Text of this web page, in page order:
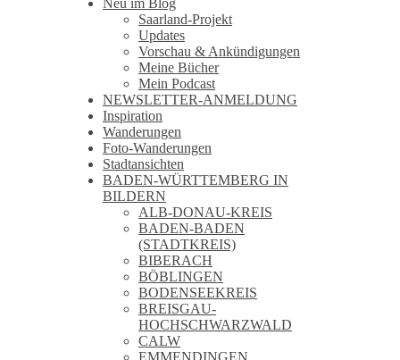
Saarland-Projekt
Updates
Vorschau & Ankündigungen
Meine Bücher
Mein Podcast
NEWSLETTER-ANMELDUNG
Inspiration
Wanderungen
Foto-Wanderungen
Stadtansichten
BADEN-WÜRTTEMBERG IN
BILDERN
ALB-DONAU-KREIS
BADEN-BADEN
(STADTKREIS)
BIBERACH
BÖBLINGEN
BODENSEEKREIS
BREISGAU-
HOCHSCHWARZWALD
CALW
EMMENDINGEN